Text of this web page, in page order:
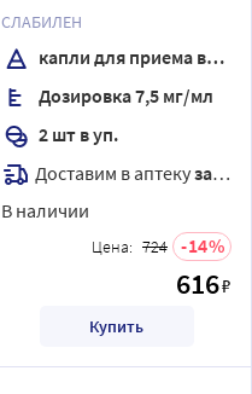
приема внутрь
СЛАБИЛЕН
капли для приема внутрь
Дозировка 7,5 мг/мл
2 шт в уп.
Доставим в аптекузавтра
В наличии
Цена: 724 14
616₽
Купить